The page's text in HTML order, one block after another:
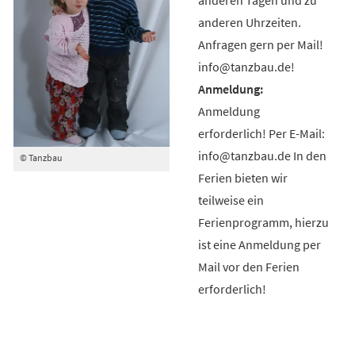
© Tanzbau
anderen Uhrzeiten.
Anfragen gern per Mail!
info@tanzbau.de!
Anmeldung
erforderlich! Per E-Mail:
info@tanzbau.de In den
Ferien bieten wir
teilweise ein
Ferienprogramm, hierzu
ist eine Anmeldung per
Mail vor den Ferien
erforderlich!